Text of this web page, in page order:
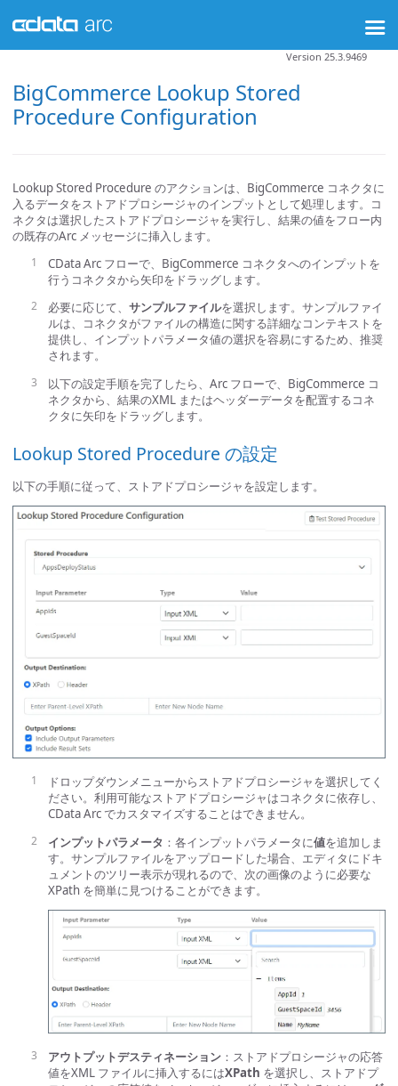
BigCommerce Lookup Stored
Procedure Configuration
Version 25.3.9469
Lookup Stored Procedure のアクションは、BigCommerce コネクタに
入るデータをストアドプロシージャのインプットとして処理します。コ
ネクタは選択したストアドプロシージャを実行し、結果の値をフロー内
の既存のArc メッセージに挿入します。
CData Arc フローで、BigCommerce コネクタへのインプットを
行うコネクタから矢印をドラッグします。
必要に応じて、 サンプルファイルを選択します。サンプルファイ
ルは、コネクタがファイルの構造に関する詳細なコンテキストを
提供し、インプットパラメータ値の選択を容易にするため、推奨
されます。
以下の設定手順を完了したら、Arc フローで、BigCommerce コ
ネクタから、結果のXML またはヘッダーデータを配置するコネ
クタに矢印をドラッグします。
Lookup Stored Procedure の設定
以下の手順に従って、ストアドプロシージャを設定します。
ドロップダウンメニューからストアドプロシージャを選択してく
ださい。利用可能なストアドプロシージャはコネクタに依存し、
CData Arc でカスタマイズすることはできません。
インプットパラメータ ：各インプットパラメータに値を追加しま
す。サンプルファイルをアップロードした場合、エディタにドキ
ュメントのツリー表示が現れるので、次の画像のように必要な
XPath を簡単に見つけることができます。
アウトプットデスティネーション ：ストアドプロシージャの応答
値をXML ファイルに挿入するにはXPath を選択し、ストアドプ